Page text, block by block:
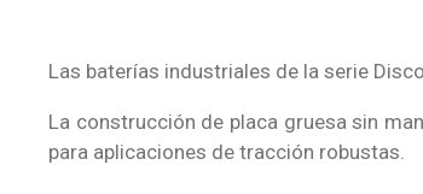
Las baterías industriales de la serie
La construcción de placa gruesa sin
para aplicaciones de tracción robustas.